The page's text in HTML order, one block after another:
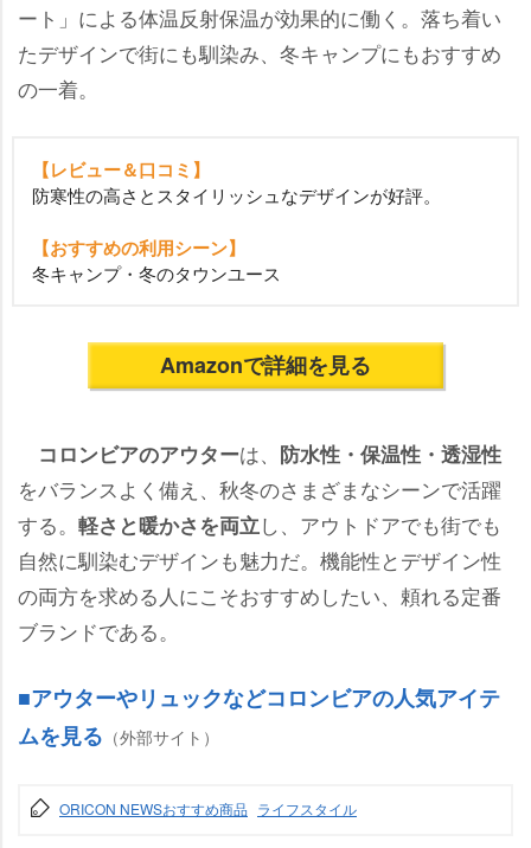
ート」による体温反射保温が効果的に働く。落ち着い
たデザインで街にも馴染み、冬キャンプにもおすすめ
の一着。
【レビュー＆口コミ】
防寒性の高さとスタイリッシュなデザインが好評。
【おすすめの利用シーン】
冬キャンプ・冬のタウンユース
Amazonで詳細を見る
コロンビアのアウターは、 防水性・保温性・透湿性
をバランスよく備え、秋冬のさまざまなシーンで活躍
する。 軽さと暖かさを両立し、アウトドアでも街でも
自然に馴染むデザインも魅力だ。機能性とデザイン性
の両方を求める人にこそおすすめしたい、頼れる定番
ブランドである。
■アウターやリュックなどコロンビアの人気アイテ
ムを見る （外部サイト）
ORICON NEWSおすすめ商品 ライフスタイル